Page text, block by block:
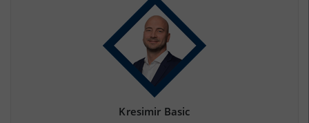
(Landkreis / Kreisfreie Stadt)
Kresimir Basic